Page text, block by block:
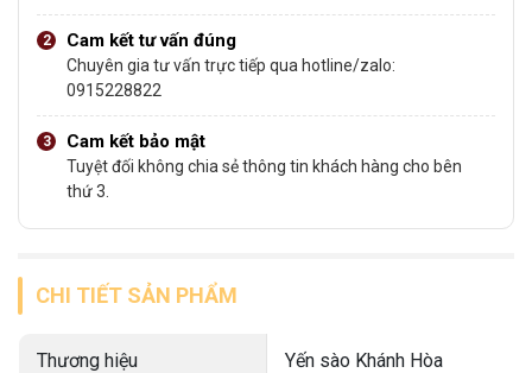
Cam kết tư vấn đúng
Chuyên gia tư vấn trực tiếp qua hotline/zalo:
0915228822
Cam kết bảo mật
Tuyệt đối không chia sẻ thông tin khách hàng cho bên
thứ 3.
CHI TIẾT SẢN PHẨM
Thương hiệu Yến sào Khánh Hòa